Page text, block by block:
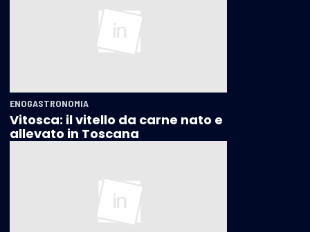
ENOGASTRONOMIA
Vitosca: il vitello da carne nato e
allevato in Toscana